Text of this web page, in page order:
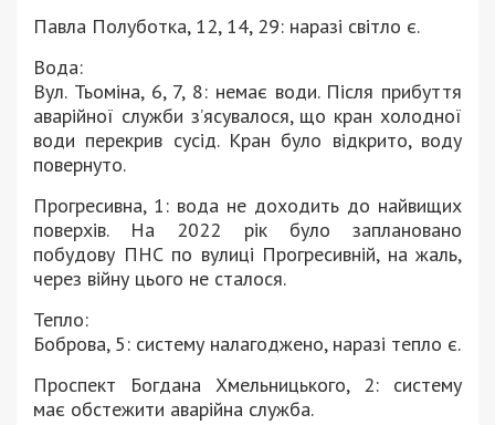
Павла Полуботка, 12, 14, 29: наразі світло є.
Вода:
Вул. Тьоміна, 6, 7, 8: немає води. Після прибуття
аварійної служби з’ясувалося, що кран холодної
води перекрив сусід. Кран було відкрито, воду
повернуто.
Прогресивна, 1: вода не доходить до найвищих
поверхів. На 2022 рік було заплановано
побудову ПНС по вулиці Прогресивній, на жаль,
через війну цього не сталося.
Тепло:
Боброва, 5: систему налагоджено, наразі тепло є.
Проспект Богдана Хмельницького, 2: систему
має обстежити аварійна служба.